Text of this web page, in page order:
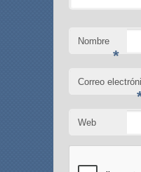
Nombre
*
Correo
Web